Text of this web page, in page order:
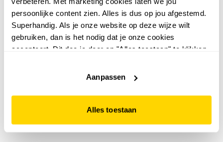
persoonlijke content zien. Alles is dus op jou afgestemd.
Superhandig. Als je onze website op deze wijze wilt
gebruiken, dan is het nodig dat je onze cookies
accepteert. Dit doe je door op "Alles toestaan" te klikken.
website niet optimaal functioneert.
Aanpassen
Alles toestaan